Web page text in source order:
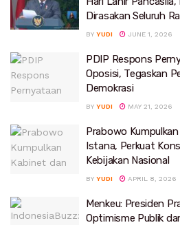
Dirasakan Seluruh
BY YUDI JUNE 1, 2026
PDIP Respons
Oposisi, Tegaskan
Demokrasi
BY YUDI MAY 21, 2026
Prabowo
Istana, Perkuat
Kebijakan Nasional
BY YUDI APRIL 8, 2026
Menkeu: Presiden
Optimisme Publik